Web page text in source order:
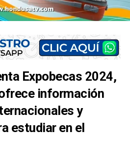
Expobecas 2024,
información
y
estudiar en el